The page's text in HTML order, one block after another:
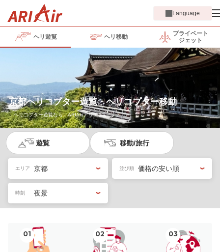
Language
ヘリ遊覧 ヘリ移動
プライベート
ジェット
京都ヘリコプター遊覧・ヘリコプター移動
ヘリコプター遊覧なら、ARIAir(アリエア)。
遊覧 移動/旅行
01 02 03